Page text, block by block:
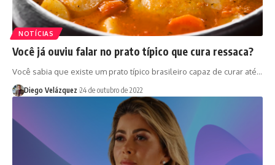
NOTÍCIAS
Você já ouviu falar no prato típico que cura ressaca?
Você sabia que existe um prato típico brasileiro capaz de curar até…
Diego Velázquez 24 de outubro de 2022